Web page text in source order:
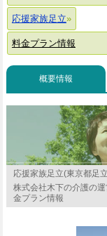
応援家族足立
料金プラン情報
概要情報
応援家族足立(東京都足
株式会社木下の介護の
金プラン情報